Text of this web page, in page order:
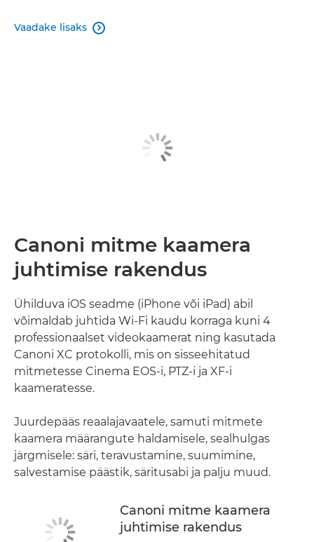
Vaadake lisaks 
Canoni mitme kaamera
juhtimise rakendus
Ühilduva iOS seadme (iPhone või iPad) abil
võimaldab juhtida Wi-Fi kaudu korraga kuni 4
professionaalset videokaamerat ning kasutada
Canoni XC protokolli, mis on sisseehitatud
mitmetesse Cinema EOS-i, PTZ-i ja XF-i
kaameratesse.
Juurdepääs reaalajavaatele, samuti mitmete
kaamera määrangute haldamisele, sealhulgas
järgmisele: säri, teravustamine, suumimine,
salvestamise päästik, säritusabi ja palju muud.
Canoni mitme kaamera
juhtimise rakendus